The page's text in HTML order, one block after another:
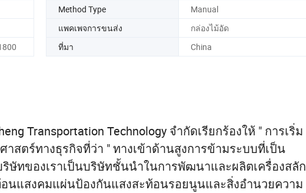
Method Type
Manual
แพคเพจการขนส่ง
กล่องไม้อัด
ที่มา China
Transportation Technology จำกัดเรียกร้องให้ " การเริ่ม
ตร์ทางธุรกิจที่ว่า " ทางเข้าด้านสูงการข้ามระบบที่เป็น
ทของเราเป็นบริษัทชั้นนำในการพัฒนาและผลิตเครื่องสลัก
นแสงคมแผ่นป้องกันแสงสะท้อนรอยนูนและสิ่งอำนวยความ